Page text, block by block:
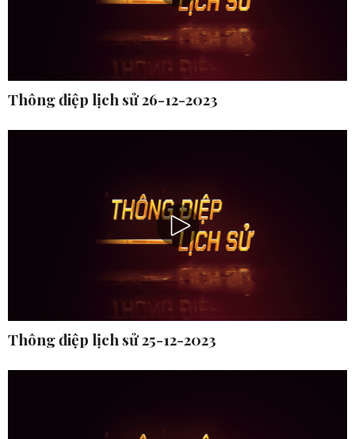
Thông điệp lịch sử 26-12-2023
Thông điệp lịch sử 25-12-2023